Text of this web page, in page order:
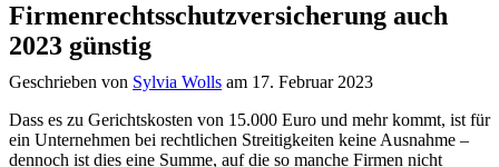
Firmenrechtsschutzversicherung auch
2023 günstig
Geschrieben von Sylvia Wolls am 17. Februar 2023
Dass es zu Gerichtskosten von 15.000 Euro und mehr kommt, ist für
ein Unternehmen bei rechtlichen Streitigkeiten keine Ausnahme –
dennoch ist dies eine Summe, auf die so manche Firmen nicht